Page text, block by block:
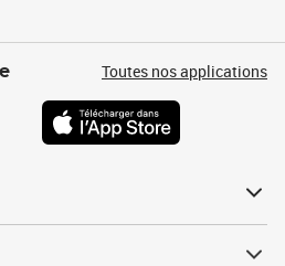
Toutes nos applications